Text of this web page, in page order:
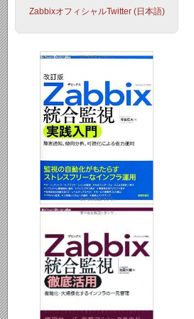
ZabbixオフィシャルTwitter (日本語)